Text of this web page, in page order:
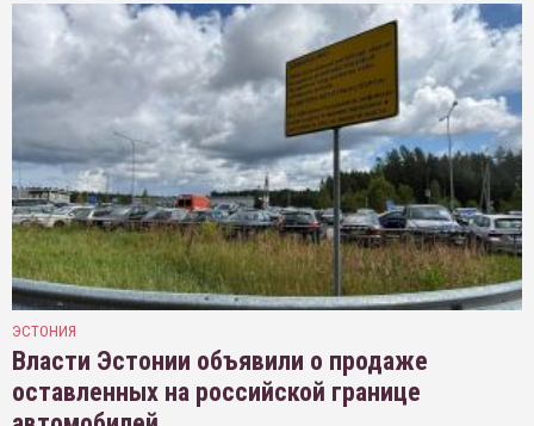
ЭСТОНИЯ
Власти Эстонии объявили о продаже
оставленных на российской границе